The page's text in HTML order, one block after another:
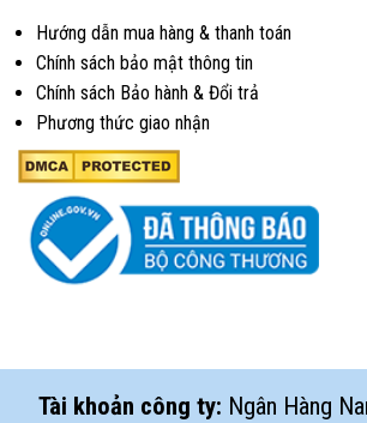
Hướng dẫn mua hàng & thanh toán
Chính sách bảo mật thông tin
Chính sách Bảo hành & Đổi trả
Phương thức giao nhận
Tài khoản công ty: Ngân Hàng